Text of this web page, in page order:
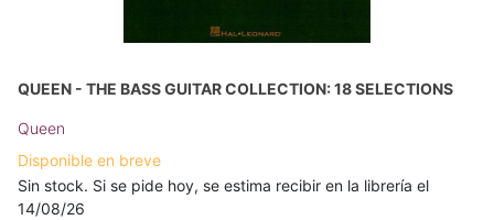
QUEEN - THE BASS GUITAR COLLECTION: 18 SELECTIONS
Queen
Disponible en breve
Sin stock. Si se pide hoy, se estima recibir en la librería el
14/08/26